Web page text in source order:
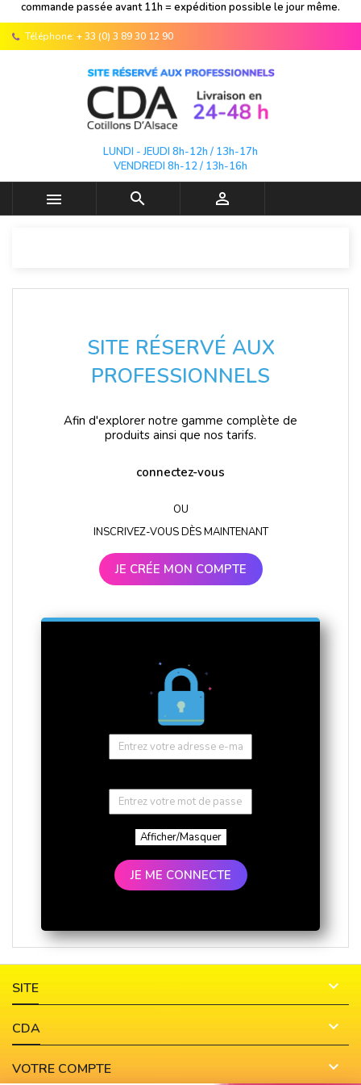
commande passée avant 11h = expédition possible le jour même.
Téléphone: + 33 (0) 3 89 30 12 90
LUNDI - JEUDI 8h-12h / 13h-17h
VENDREDI 8h-12 / 13h-16h
  
SITE RÉSERVÉ AUX
PROFESSIONNELS
Afin d'explorer notre gamme complète de
produits ainsi que nos tarifs.
connectez-vous
OU
INSCRIVEZ-VOUS DÈS MAINTENANT
JE CRÉE MON COMPTE
Afficher/Masquer
JE ME CONNECTE
SITE 
CDA 
VOTRE COMPTE 